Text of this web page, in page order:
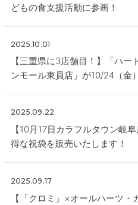
どもの食支援活動に参画！
2025.10.01
【三重県に3店舗目！】「ハ
ンモール東員店」が10/24（金
2025.09.22
【10月17日カラフルタウン岐
得な祝袋を販売いたします！
2025.09.17
【「クロミ」×オールハーツ